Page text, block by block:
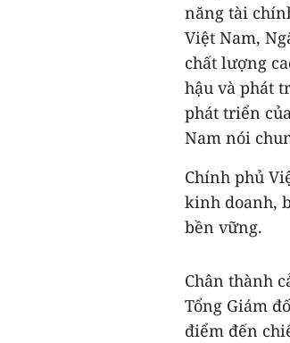
năng tài
Việt Nam,
chất lượng
hậu và phát
phát triển
Nam nói
Chính phủ
kinh doanh,
bền vững.
Chân thành
Tổng Giám
điểm đến